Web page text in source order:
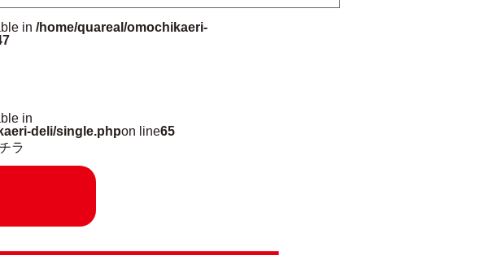
in /home/quareal/omochikaeri-
in
deli/single.phpon line65
ラ